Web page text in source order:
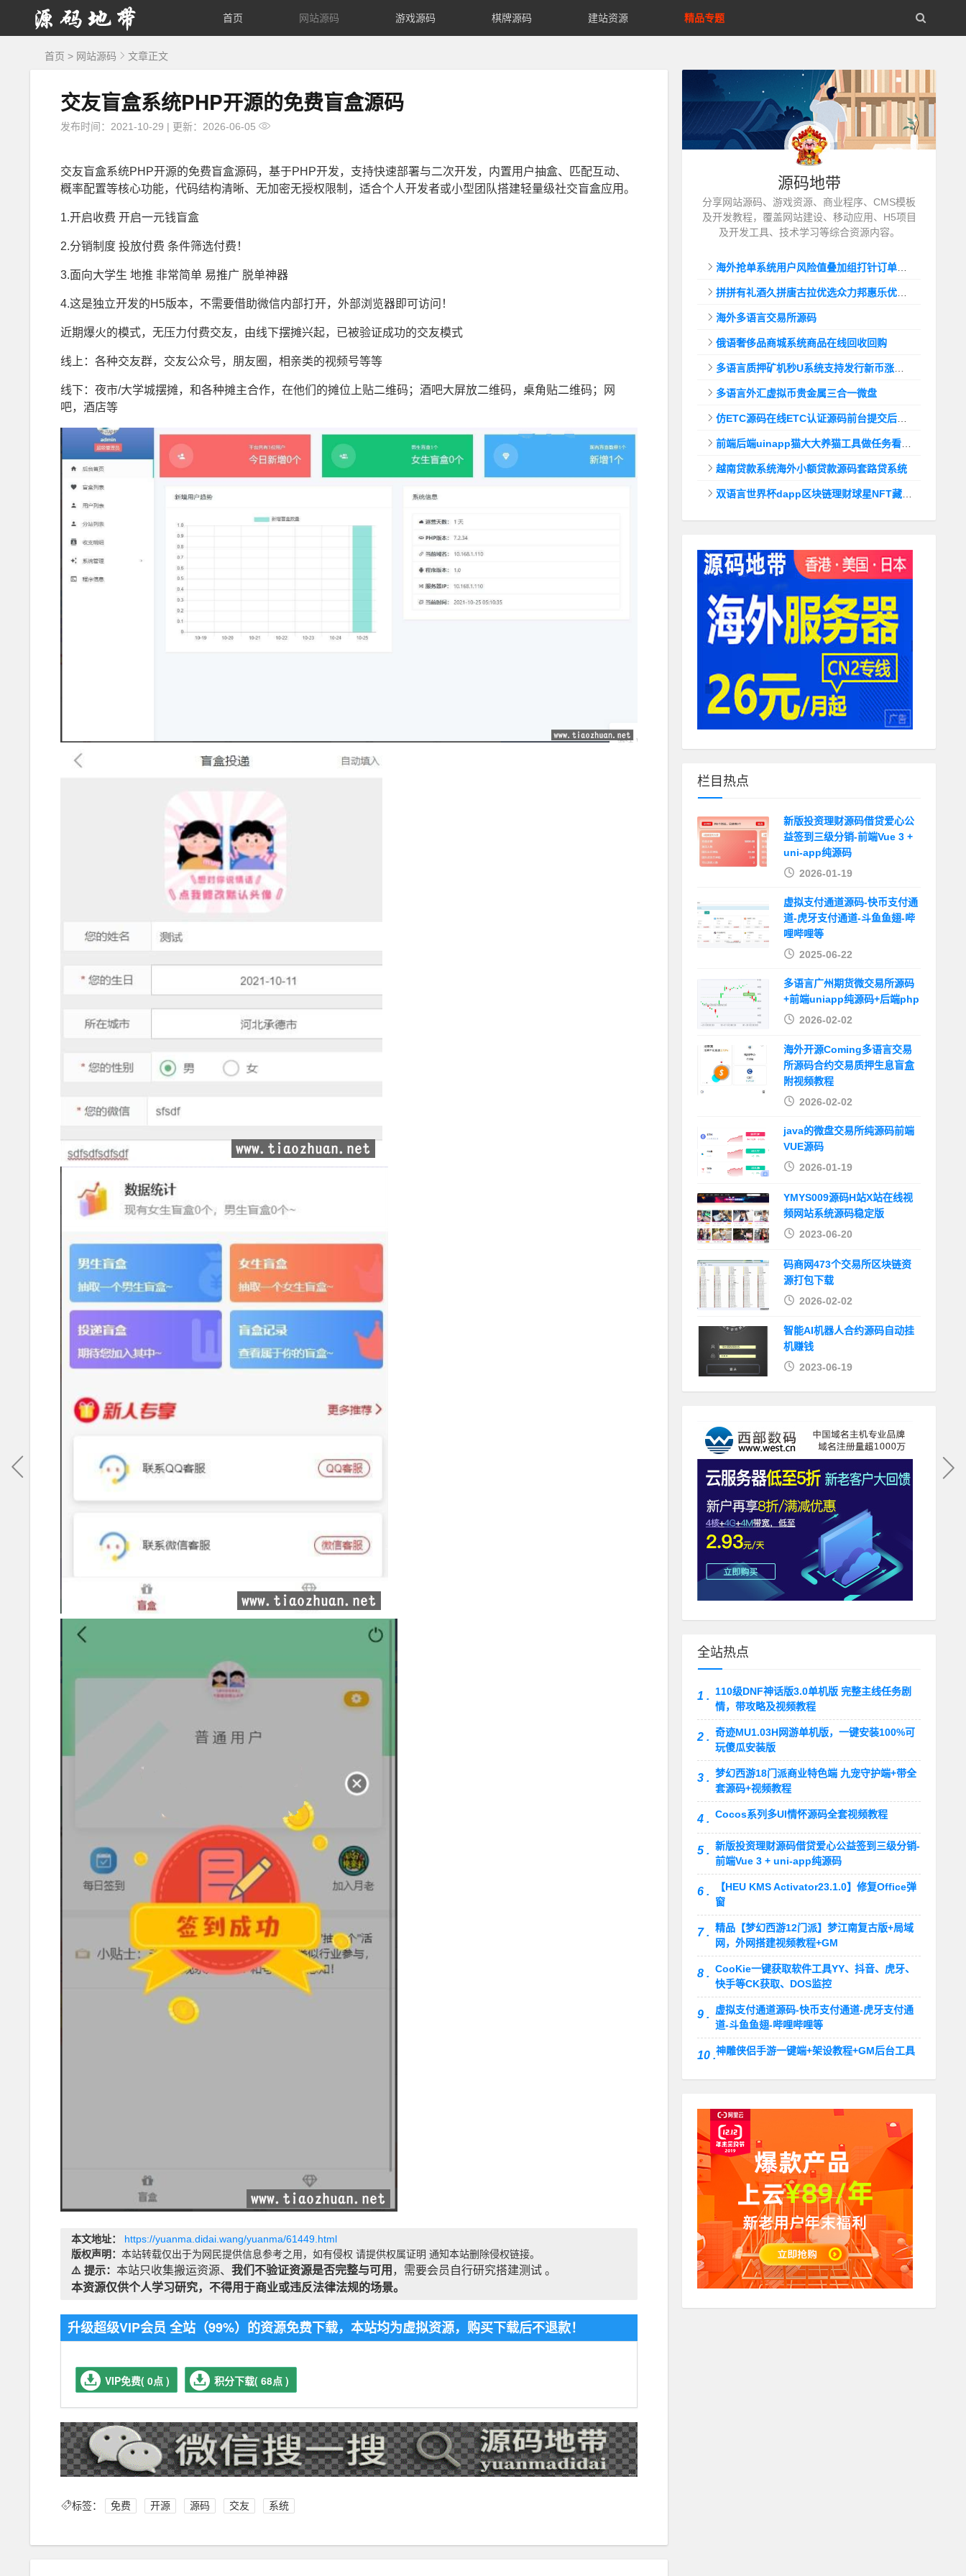
源 首页 网站源码 游戏源码 棋牌源码 建站资源 精品专题
首页 > 网站源码 文章正文
交友盲盒系统PHP开源的免费盲盒源码
发布时间：2021-10-29 | 更新：2026-06-05
交友盲盒系统PHP开源的免费盲盒源码，基于PHP开发，支持快速部署与二次开发，内置用户抽盒、匹配互动、
概率配置等核心功能，代码结构清晰、无加密无授权限制，适合个人开发者或小型团队搭建轻量级社交盲盒应用。
1.开启收费 开启一元钱盲盒
2.分销制度 投放付费 条件筛选付费！
3.面向大学生 地推 非常简单 易推广 脱单神器
4.这是独立开发的H5版本，不需要借助微信内部打开，外部浏览器即可访问！
近期爆火的模式，无压力付费交友，由线下摆摊兴起，已被验证成功的交友模式
线上：各种交友群，交友公众号，朋友圈，相亲类的视频号等等
线下：夜市/大学城摆摊，和各种摊主合作，在他们的摊位上贴二维码；酒吧大屏放二维码，桌角贴二维码；网
吧，酒店等
本文地址：
https://yuanma.didai.wang/yuanma/61449.html
版权声明： 本站转载仅出于为网民提供信息参考之用，如有侵权 请提供权属证明 通知本站删除侵权链接。
⚠️ 提示： 本站只收集搬运资源、 我们不验证资源是否完整与可用 ，需要会员自行研究搭建测试 。
本资源仅供个人学习研究，不得用于商业或违反法律法规的场景。
升级超级VIP会员 全站（99%）的资源免费下载，本站均为虚拟资源，购买下载后不退款！
VIP免费( 0点 ) 积分下载( 68点 )
标签： 免费 开源 源码 交友 系统
源码地带
分享网站源码、游戏资源、商业程序、CMS模板
及开发教程，覆盖网站建设、移动应用、H5项目
及开发工具、技术学习等综合资源内容。
海外抢单系统用户风险值叠加组打针订单自动匹配系统
拼拼有礼酒久拼唐古拉优选众力邦惠乐优选养猪拼购拼团返利系统
海外多语言交易所源码
俄语奢侈品商城系统商品在线回收回购
多语言质押矿机秒U系统支持发行新币涨幅调控+代理后台
多语言外汇虚拟币贵金属三合一微盘
仿ETC源码在线ETC认证源码前台提交后台查询
前端后端uinapp猫大大养猫工具做任务看广告邀好友即可获得收益猫力合成游戏
越南贷款系统海外小额贷款源码套路贷系统
双语言世界杯dapp区块链理财球星NFT藏品投资带uinapp源码
栏目热点
新版投资理财源码借贷爱心公
益签到三级分销-前端Vue 3 +
uni-app纯源码
2026-01-19
虚拟支付通道源码-快币支付通
道-虎牙支付通道-斗鱼鱼翅-哔
哩哔哩等
2025-06-22
多语言广州期货微交易所源码
+前端uniapp纯源码+后端php
2026-02-02
海外开源Coming多语言交易
所源码合约交易质押生息盲盒
附视频教程
2026-02-02
java的微盘交易所纯源码前端
VUE源码
2026-01-19
YMYS009源码H站X站在线视
频网站系统源码稳定版
2023-06-20
码商网473个交易所区块链资
源打包下载
2026-02-02
智能AI机器人合约源码自动挂
机赚钱
2023-06-19
全站热点
1 . 110级DNF神话版3.0单机版 完整主线任务剧
情，带攻略及视频教程
2 . 奇迹MU1.03H网游单机版，一键安装100%可
玩傻瓜安装版
3 . 梦幻西游18门派商业特色端 九宠守护端+带全
套源码+视频教程
4 . Cocos系列多UI情怀源码全套视频教程
5 . 新版投资理财源码借贷爱心公益签到三级分销-
前端Vue 3 + uni-app纯源码
6 .
【HEU KMS Activator23.1.0】修复Office弹
窗
7 . 精品【梦幻西游12门派】梦江南复古版+局域
网，外网搭建视频教程+GM
8 . CooKie一键获取软件工具YY、抖音、虎牙、
快手等CK获取、DOS监控
9 .
虚拟支付通道源码-快币支付通道-虎牙支付通
道-斗鱼鱼翅-哔哩哔哩等
10 .神雕侠侣手游一键端+架设教程+GM后台工具